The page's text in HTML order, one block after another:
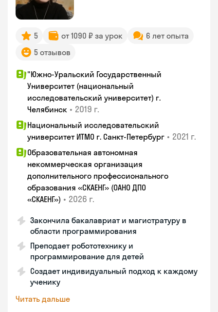
5 от 1090 ₽ за урок
6 лет опыта
5 отзывов
"Южно-Уральский Государственный
Университет (национальный
исследовательский университет) г.
Челябинск • 2019 г.
Национальный исследовательский
университет ИТМО г. Санкт-Петербург • 2021 г.
Образовательная автономная
некоммерческая организация
дополнительного профессионального
образования «СКАЕНГ» (ОАНО ДПО
«СКАЕНГ») • 2026 г.
Закончила бакалавриат и магистратуру в
области программирования
Преподает робототехнику и
программирование для детей
Создает индивидуальный подход к каждому
ученику
Читать дальше